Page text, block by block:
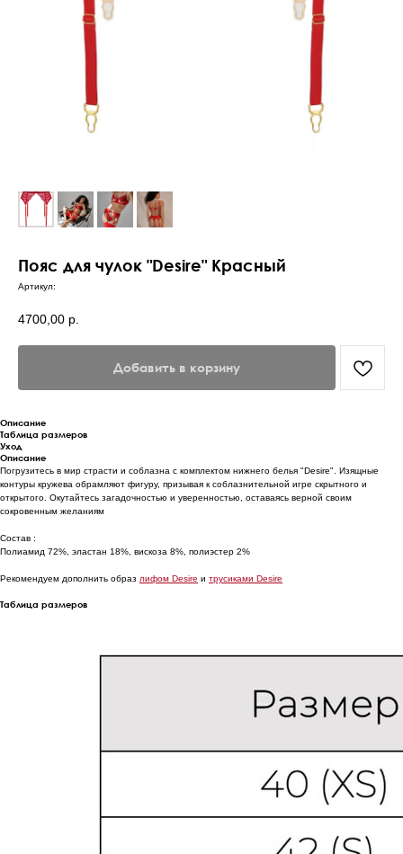
Пояс для чулок "Desire" Красный
Артикул:
4700,00 р.
Добавить в корзину
Описание
Таблица размеров
Уход
Описание
Погрузитесь в мир страсти и соблазна с комплектом нижнего белья "Desire". Изящные
контуры кружева обрамляют фигуру, призывая к соблазнительной игре скрытного и
открытого. Окутайтесь загадочностью и уверенностью, оставаясь верной своим
сокровенным желаниям
Состав :
Полиамид 72%, эластан 18%, вискоза 8%, полиэстер 2%
Рекомендуем дополнить образ лифом Desire и трусиками Desire
Таблица размеров